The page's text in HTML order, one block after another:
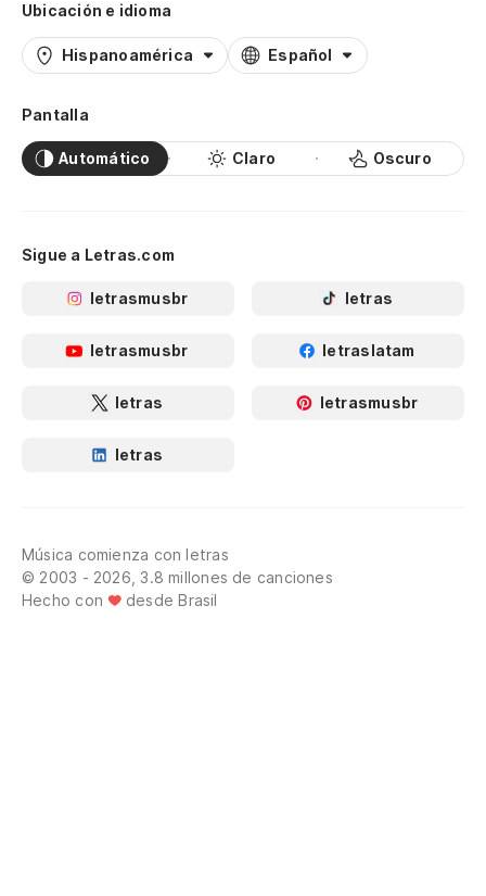
Ubicación e idioma
Hispanoamérica Español
Pantalla
Automático Claro Oscuro
Sigue a Letras.com
letrasmusbr letras
letrasmusbr letraslatam
letras letrasmusbr
letras
Música comienza con letras
© 2003 - 2026, 3.8 millones de canciones
Hecho con
desde Brasil